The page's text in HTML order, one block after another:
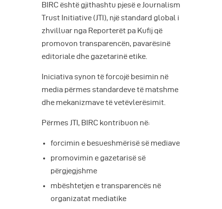
BIRC është gjithashtu pjesë e Journalism
Trust Initiative (JTI), një standard global i
zhvilluar nga Reporterët pa Kufij që
promovon transparencën, pavarësinë
editoriale dhe gazetarinë etike.
Iniciativa synon të forcojë besimin në
media përmes standardeve të matshme
dhe mekanizmave të vetëvlerësimit.
Përmes JTI, BIRC kontribuon në:
forcimin e besueshmërisë së mediave
promovimin e gazetarisë së
përgjegjshme
mbështetjen e transparencës në
organizatat mediatike